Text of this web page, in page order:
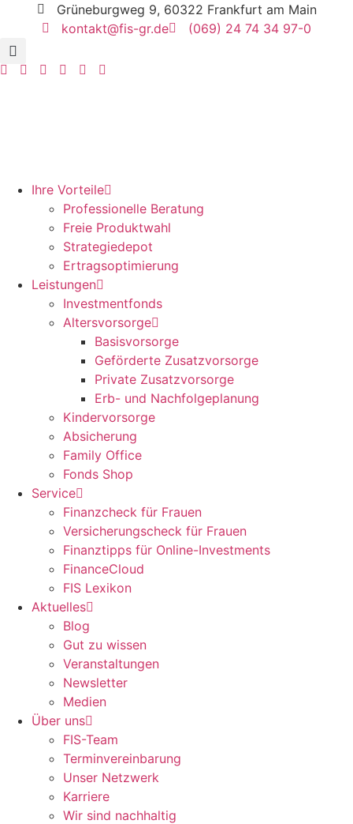
springen
Grüneburgweg 9, 60322 Frankfurt am Main
kontakt@fis-gr.de
(069) 24 74 34 97-0
Ihre Vorteile
Professionelle Beratung
Freie Produktwahl
Strategiedepot
Ertrags­optimierung
Leistungen
Investmentfonds
Altersvorsorge
Basisvorsorge
Geförderte Zusatzvorsorge
Private Zusatzvorsorge
Erb- und Nachfolgeplanung
Kindervorsorge
Absicherung
Family Office
Fonds Shop
Service
Finanzcheck für Frauen
Versicherungscheck für Frauen
Finanztipps für Online-Investments
FinanceCloud
FIS Lexikon
Aktuelles
Blog
Gut zu wissen
Veranstaltungen
Newsletter
Medien
Über uns
FIS-Team
Termin­verein­barung
Unser Netzwerk
Karriere
Wir sind nachhaltig